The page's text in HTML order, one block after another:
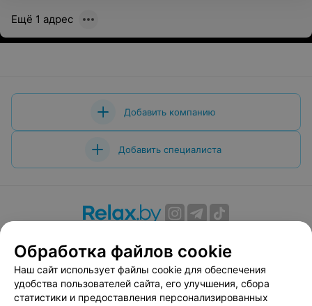
Ещё 1 адрес
Добавить компанию
Добавить специалиста
Вакансии
Публичный договор
Способы оплаты
Публичный договор по использованию сервиса
«Афиша»
Обработка файлов cookie
Наш сайт использует файлы cookie для обеспечения
удобства пользователей сайта, его улучшения, сбора
статистики и предоставления персонализированных